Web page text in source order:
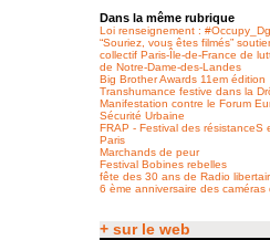
Dans la même rubrique
Loi renseignement :
“Souriez, vous êtes filmés”
collectif Paris-Île-de-France de
de Notre-Dame-des-Landes
Big Brother Awards 11em édition
Transhumance festive dans la
Manifestation contre le Forum
Sécurité Urbaine
FRAP - Festival des résistanceS
Paris
Marchands de peur
Festival Bobines rebelles
fête des 30 ans de Radio
6 ème anniversaire des caméras
+ sur le web